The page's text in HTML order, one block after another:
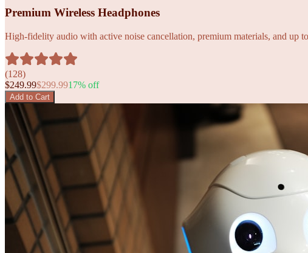
Premium Wireless Headphones
High-fidelity audio with active noise cancellation, premium materials, and up
(128)
$249.99$299.9917% off
Add to Cart